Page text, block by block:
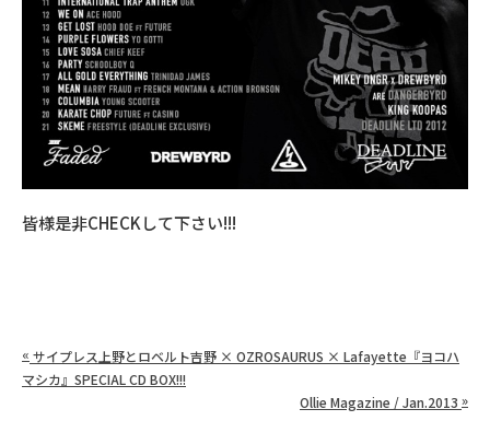
皆様是非CHECKして下さい!!!
« サイプレス上野とロベルト吉野 × OZROSAURUS × Lafayette『ヨコハ
マシカ』SPECIAL CD BOX!!!
Ollie Magazine / Jan.2013 »